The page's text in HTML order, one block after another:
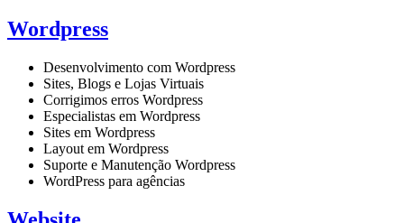
Wordpress
Desenvolvimento com Wordpress
Sites, Blogs e Lojas Virtuais
Corrigimos erros Wordpress
Especialistas em Wordpress
Sites em Wordpress
Layout em Wordpress
Suporte e Manutenção Wordpress
WordPress para agências